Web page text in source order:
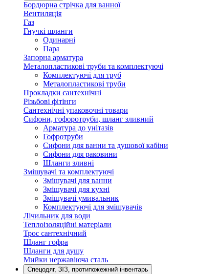
Бордюрна стрічка для ванної
Вентиляція
Газ
Гнучкі шланги
Одинарні
Пара
Запорна арматура
Металопластикові труби та комплектуючі
Комплектуючі для труб
Металопластикові труби
Прокладки сантехнічні
Різьбові фітінги
Сантехнічні упаковочні товари
Сифони, гофоротруби, шланг зливний
Арматура до унітазів
Гофротруби
Сифони для ванни та душової кабіни
Сифони для раковини
Шланги зливні
Змішувачі та комплектуючі
Змішувачі для ванни
Змішувачі для кухні
Змішувачі умивальник
Комплектуючі для змішувачів
Лічильник для води
Теплоізоляційні матеріали
Трос сантехнічний
Шланг гофра
Шланги для душу
Мийки нержавіюча сталь
Спецодяг, ЗІЗ, протипожежний інвентарь